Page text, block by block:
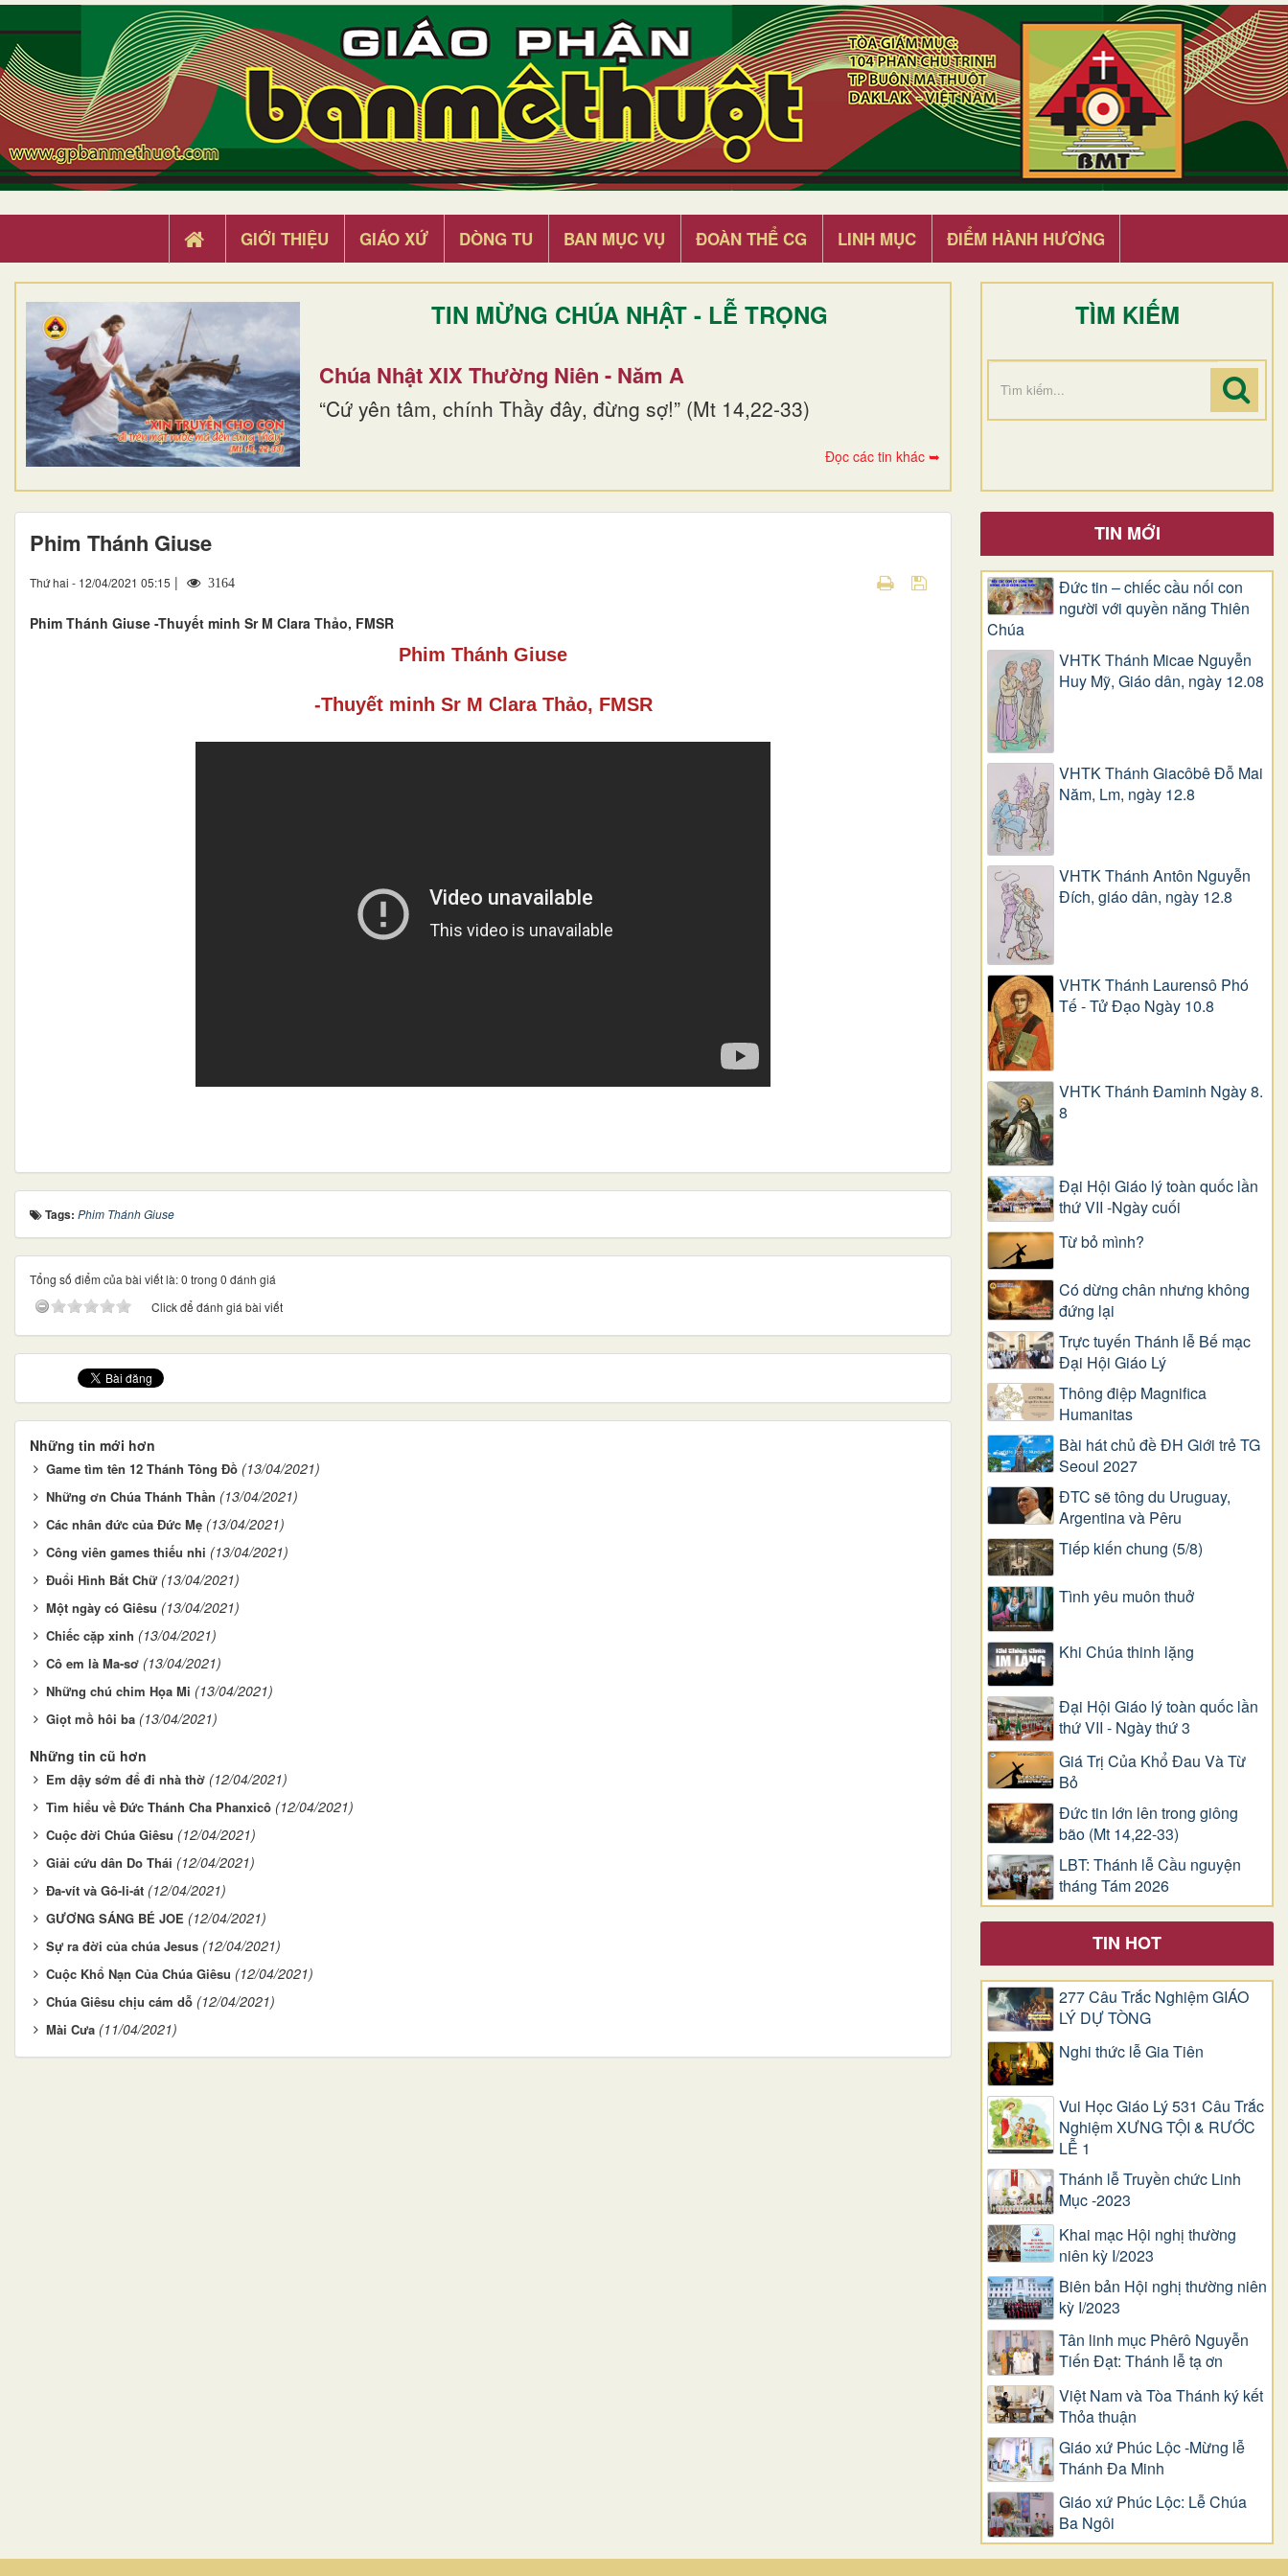
GIỚI THIỆU GIÁO XỨ DÒNG TU BAN MỤC VỤ ĐOÀN THỂ CG LINH MỤC ĐIỂM HÀNH HƯƠNG
TIN MỪNG CHÚA NHẬT - LỄ TRỌNG
Chúa Nhật XIX Thường Niên - Năm A
“Cứ yên tâm, chính Thầy đây, đừng sợ!” (Mt 14,22-33)
Đọc các tin khác ➥
TÌM KIẾM
Phim Thánh Giuse
Thứ hai - 12/04/2021 05:15 | 3164
Phim Thánh Giuse -Thuyết minh Sr M Clara Thảo, FMSR
Phim Thánh Giuse
-Thuyết minh Sr M Clara Thảo, FMSR
Tags: Phim Thánh Giuse
Tổng số điểm của bài viết là: 0 trong 0 đánh giá
Click để đánh giá bài viết
Những tin mới hơn
Game tìm tên 12 Thánh Tông Đồ (13/04/2021)
Những ơn Chúa Thánh Thần (13/04/2021)
Các nhân đức của Đức Mẹ (13/04/2021)
Công viên games thiếu nhi (13/04/2021)
Đuổi Hình Bắt Chữ (13/04/2021)
Một ngày có Giêsu (13/04/2021)
Chiếc cặp xinh (13/04/2021)
Cô em là Ma-sơ (13/04/2021)
Những chú chim Họa Mi (13/04/2021)
Giọt mồ hôi ba (13/04/2021)
Những tin cũ hơn
Em dậy sớm để đi nhà thờ (12/04/2021)
Tìm hiểu về Đức Thánh Cha Phanxicô (12/04/2021)
Cuộc đời Chúa Giêsu (12/04/2021)
Giải cứu dân Do Thái (12/04/2021)
Đa-vít và Gô-li-át (12/04/2021)
GƯƠNG SÁNG BÉ JOE (12/04/2021)
Sự ra đời của chúa Jesus (12/04/2021)
Cuộc Khổ Nạn Của Chúa Giêsu (12/04/2021)
Chúa Giêsu chịu cám dỗ (12/04/2021)
Mài Cưa (11/04/2021)
TIN MỚI
Đức tin – chiếc cầu nối con
người với quyền năng Thiên
Chúa
VHTK Thánh Micae Nguyễn
Huy Mỹ, Giáo dân, ngày 12.08
VHTK Thánh Giacôbê Ðỗ Mai
Năm, Lm, ngày 12.8
VHTK Thánh Antôn Nguyễn
Ðích, giáo dân, ngày 12.8
VHTK Thánh Laurensô Phó
Tế - Tử Đạo Ngày 10.8
VHTK Thánh Đaminh Ngày 8.
8
Đại Hội Giáo lý toàn quốc lần
thứ VII -Ngày cuối
Từ bỏ mình?
Có dừng chân nhưng không
đứng lại
Trực tuyến Thánh lễ Bế mạc
Đại Hội Giáo Lý
Thông điệp Magnifica
Humanitas
Bài hát chủ đề ĐH Giới trẻ TG
Seoul 2027
ĐTC sẽ tông du Uruguay,
Argentina và Pêru
Tiếp kiến chung (5/8)
Tình yêu muôn thuở
Khi Chúa thinh lặng
Đại Hội Giáo lý toàn quốc lần
thứ VII - Ngày thứ 3
Giá Trị Của Khổ Ðau Và Từ
Bỏ
Đức tin lớn lên trong giông
bão (Mt 14,22-33)
LBT: Thánh lễ Cầu nguyện
tháng Tám 2026
TIN HOT
277 Câu Trắc Nghiệm GIÁO
LÝ DỰ TÒNG
Nghi thức lễ Gia Tiên
Vui Học Giáo Lý 531 Câu Trắc
Nghiệm XƯNG TỘI & RƯỚC
LỄ 1
Thánh lễ Truyền chức Linh
Mục -2023
Khai mạc Hội nghị thường
niên kỳ I/2023
Biên bản Hội nghị thường niên
kỳ I/2023
Tân linh mục Phêrô Nguyễn
Tiến Đạt: Thánh lễ tạ ơn
Việt Nam và Tòa Thánh ký kết
Thỏa thuận
Giáo xứ Phúc Lộc -Mừng lễ
Thánh Đa Minh
Giáo xứ Phúc Lộc: Lễ Chúa
Ba Ngôi